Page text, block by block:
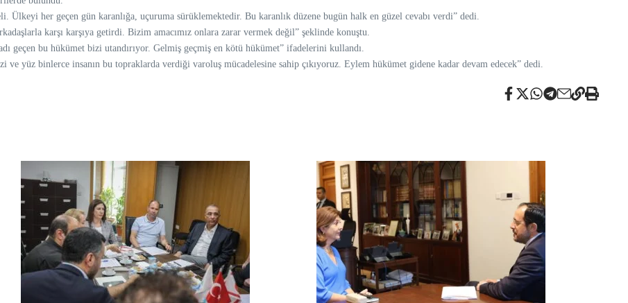
her geçen gün karanlığa, uçuruma sürüklemektedir. Bu karanlık düzene bugün halk en güzel cevabı verdi” dedi.
karşı karşıya getirdi. Bizim amacımız onlara zarar vermek değil” şeklinde konuştu.
geçen bu hükümet bizi utandırıyor. Gelmiş geçmiş en kötü hükümet” ifadelerini kullandı.
ve yüz binlerce insanın bu topraklarda verdiği varoluş mücadelesine sahip çıkıyoruz. Eylem hükümet gidene kadar devam edecek” dedi.